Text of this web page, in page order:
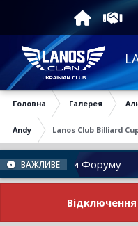
Головна Галерея
Andy Lanos Club Billiard
ВАЖЛИВЕ
Новини Форуму
Відключення